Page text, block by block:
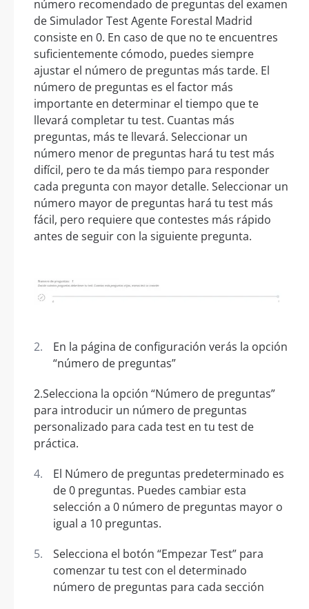
número recomendado de preguntas del examen
de Simulador Test Agente Forestal Madrid
consiste en 0. En caso de que no te encuentres
suficientemente cómodo, puedes siempre
ajustar el número de preguntas más tarde. El
número de preguntas es el factor más
importante en determinar el tiempo que te
llevará completar tu test. Cuantas más
preguntas, más te llevará. Seleccionar un
número menor de preguntas hará tu test más
difícil, pero te da más tiempo para responder
cada pregunta con mayor detalle. Seleccionar un
número mayor de preguntas hará tu test más
fácil, pero requiere que contestes más rápido
antes de seguir con la siguiente pregunta.
En la página de configuración verás la opción
“número de preguntas”
2.Selecciona la opción “Número de preguntas”
para introducir un número de preguntas
personalizado para cada test en tu test de
práctica.
El Número de preguntas predeterminado es
de 0 preguntas. Puedes cambiar esta
selección a 0 número de preguntas mayor o
igual a 10 preguntas.
Selecciona el botón “Empezar Test” para
comenzar tu test con el determinado
número de preguntas para cada sección